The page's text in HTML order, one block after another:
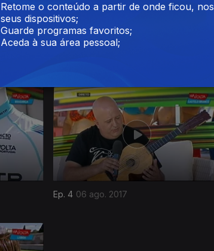
Ep. 4 06 ago. 2017
Retome o conteúdo a partir de onde ficou, nos
seus dispositivos;
Guarde programas favoritos;
Aceda à sua área pessoal;